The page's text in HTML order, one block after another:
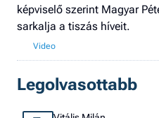
képviselő szerint Magyar
sarkalja a tiszás híveit.
Legolvasottabb